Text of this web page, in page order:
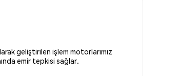
geliştirilen işlem motorlarımız
emir tepkisi sağlar.